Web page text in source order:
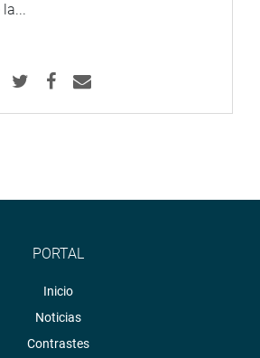
PORTAL
Inicio
Noticias
Contrastes